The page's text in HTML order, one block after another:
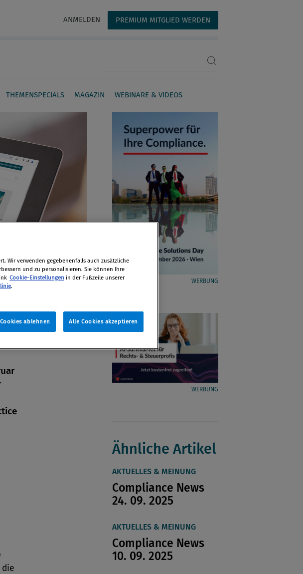
ANMELDEN PREMIUM MITGLIED WERDEN
THEMENSPECIALS MAGAZIN WEBINARE & VIDEOS
die
WERBUNG
WERBUNG
Ähnliche Artikel
AKTUELLES & MEINUNG
Compliance News
24. 09. 2025
AKTUELLES & MEINUNG
Compliance News
10. 09. 2025
Wir verwenden gegebenenfalls auch zusätzliche
und zu personalisieren. Sie können Ihre
Cookie-Einstellungen in der Fußzeile unserer
.
ablehnen Alle Cookies akzeptieren